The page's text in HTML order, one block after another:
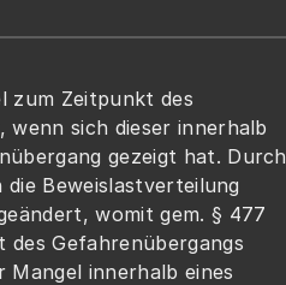
zum Zeitpunkt des
sich dieser innerhalb
gezeigt hat. Durch
Beweislastverteilung
womit gem. § 477
des Gefahrenübergangs
innerhalb eines